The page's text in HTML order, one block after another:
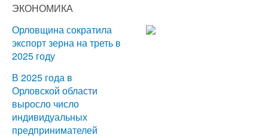
ЭКОНОМИКА
Орловщина сократила
экспорт зерна на треть в
2025 году
В 2025 года в
Орловской области
выросло число
индивидуальных
предпринимателей